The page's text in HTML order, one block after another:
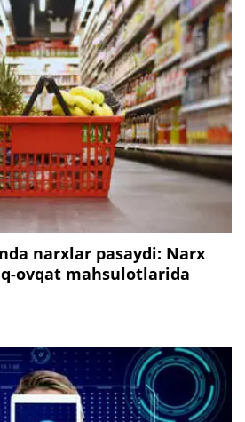
narxlar pasaydi: Narx
ovqat mahsulotlarida